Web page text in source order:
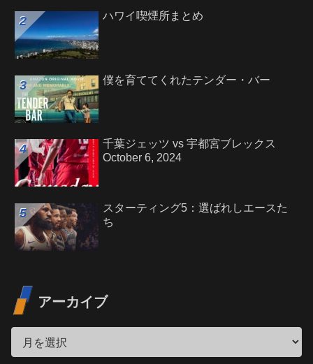
ハワイ喫煙所まとめ
僕を育ててくれたテンダー・バー
千葉ジェッツ vs 宇都宮ブレックス
October 6, 2024
スターティング5：選ばれしエースた
ち
アーカイブ